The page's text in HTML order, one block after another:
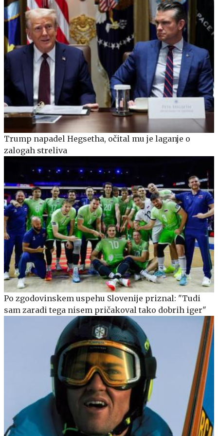
Trump napadel Hegsetha, očital mu je laganje o
zalogah streliva
Po zgodovinskem uspehu Slovenije priznal: "Tudi
sam zaradi tega nisem pričakoval tako dobrih iger"